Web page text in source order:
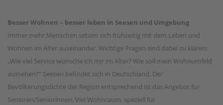
Besser Wohnen – besser leben in Seesen und Umgebung
Immer mehr Menschen setzen sich frühzeitig mit dem Leben und
Wohnen im Alter auseinander. Wichtige Fragen sind dabei zu klären:
„Wie viel Service wünsche ich mir im Alter? Wie soll mein Wohnumfeld
aussehen?“ Seesen befindet sich in Deutschland. Der
Bevölkerungsdichte der Region entsprechend ist das Angebot für
Senioren/Seniorinnen. Viel Wohnraum, speziell für